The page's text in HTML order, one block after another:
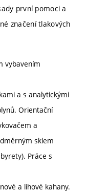
první pomoci a
značení tlakových
vybavením
a s analytickými
Orientační
a
sklem
Práce s
a lihové kahany.